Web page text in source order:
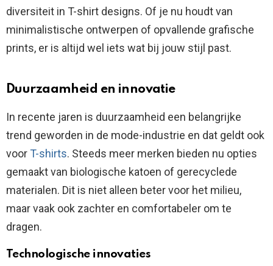
diversiteit in T-shirt designs. Of je nu houdt van
minimalistische ontwerpen of opvallende grafische
prints, er is altijd wel iets wat bij jouw stijl past.
Duurzaamheid en innovatie
In recente jaren is duurzaamheid een belangrijke
trend geworden in de mode-industrie en dat geldt ook
voor T-shirts. Steeds meer merken bieden nu opties
gemaakt van biologische katoen of gerecyclede
materialen. Dit is niet alleen beter voor het milieu,
maar vaak ook zachter en comfortabeler om te
dragen.
Technologische innovaties